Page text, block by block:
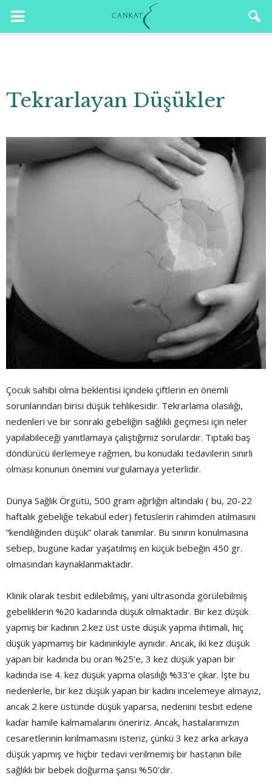
Tekrarlayan Düşükler
Çocuk sahibi olma beklentisi içindeki çiftlerin en önemli
sorunlarından birisi düşük tehlikesidir. Tekrarlama olasılığı,
nedenleri ve bir sonraki gebeliğin sağlıklı geçmesi için neler
yapılabileceği yanıtlamaya çalıştığımız sorulardır. Tıptaki baş
döndürücü ilerlemeye rağmen, bu konudaki tedavilerin sınırlı
olması konunun önemini vurgulamaya yeterlidir.
Dünya Sağlık Örgütü, 500 gram ağırlığın altındaki ( bu, 20-22
haftalık gebeliğe tekabül eder) fetüslerin rahimden atılmasını
“kendiliğinden düşük” olarak tanımlar. Bu sınırın konulmasına
sebep, bugüne kadar yaşatılmış en küçük bebeğin 450 gr.
olmasından kaynaklanmaktadır.
Klinik olarak tesbit edilebilmiş, yani ultrasonda görülebilmiş
gebeliklerin %20 kadarında düşük olmaktadır. Bir kez düşük
yapmış bir kadının 2.kez üst üste düşük yapma ihtimali, hiç
düşük yapmamış bir kadınınkiyle aynıdır. Ancak, iki kez düşük
yapan bir kadında bu oran %25’e, 3 kez düşük yapan bir
kadında ise 4. kez düşük yapma olasılığı %33’e çıkar. İşte bu
nedenlerle, bir kez düşük yapan bir kadını incelemeye almayız,
ancak 2 kere üstünde düşük yaparsa, nedenini tesbit edene
kadar hamile kalmamalarını öneririz. Ancak, hastalarımızın
cesaretlerinin kırılmamasını isteriz, çünkü 3 kez arka arkaya
düşük yapmış ve hiçbir tedavi verilmemiş bir hastanın bile
sağlıklı bir bebek doğurma şansı %50’dir.